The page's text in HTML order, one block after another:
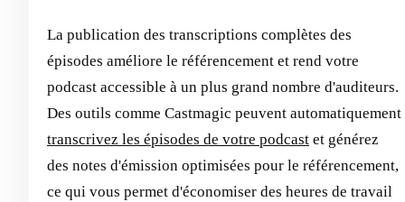
La publication des transcriptions complètes des
épisodes améliore le référencement et rend votre
podcast accessible à un plus grand nombre d'auditeurs.
Des outils comme Castmagic peuvent automatiquement
transcrivez les épisodes de votre podcast et générez
des notes d'émission optimisées pour le référencement,
ce qui vous permet d'économiser des heures de travail